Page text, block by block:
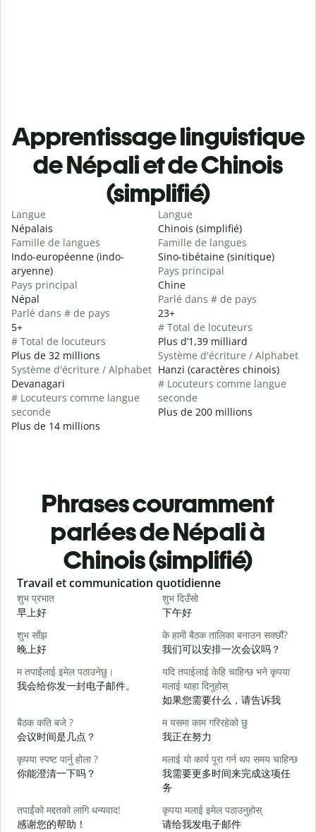
Apprentissage linguistique
de Népali et de Chinois
(simplifié)
Langue
Népalais
Famille de langues
Indo-européenne (indo-
aryenne)
Pays principal
Népal
Parlé dans # de pays
5+
# Total de locuteurs
Plus de 32 millions
Système d'écriture / Alphabet
Devanagari
# Locuteurs comme langue
seconde
Plus de 14 millions
Langue
Chinois (simplifié)
Famille de langues
Sino-tibétaine (sinitique)
Pays principal
Chine
Parlé dans # de pays
23+
# Total de locuteurs
Plus d’1,39 milliard
Système d'écriture / Alphabet
Hanzi (caractères chinois)
# Locuteurs comme langue
seconde
Plus de 200 millions
Phrases couramment
parlées de Népali à
Chinois (simplifié)
Slide 1 of 6
Travail et communication quotidienne
शुभ प्रभात
早上好
शुभ दिउँसो
下午好
शुभ साँझ
晚上好
के हामी बैठक तालिका बनाउन सक्छौं?
我们可以安排一次会议吗？
म तपाईंलाई इमेल पठाउनेछु।
我会给你发一封电子邮件。
यदि तपाईलाई केहि चाहिन्छ भने कृपया
मलाई थाहा दिनुहोस्
如果您需要什么，请告诉我
बैठक कति बजे ?
会议时间是几点？
म यसमा काम गरिरहेको छु
我正在努力
कृपया स्पष्ट पार्नु होला ?
你能澄清一下吗？
मलाई यो कार्य पूरा गर्न थप समय चाहिन्छ
我需要更多时间来完成这项任
务
तपाईंको मद्दतको लागि धन्यवाद!
感谢您的帮助！
कृपया मलाई इमेल पठाउनुहोस्
请给我发电子邮件